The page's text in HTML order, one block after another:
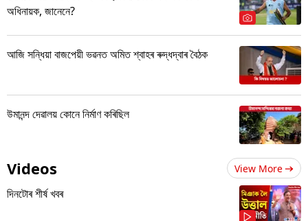
অধিনায়ক, জানেনে?
আজি সন্ধিয়া বাজপেয়ী ভৱনত অমিত শ্বাহৰ ৰুদ্ধদ্বাৰ বৈঠক
উমানন্দ দেৱালয় কোনে নিৰ্মাণ কৰিছিল
Videos View More
দিনটোৰ শীৰ্ষ খবৰ